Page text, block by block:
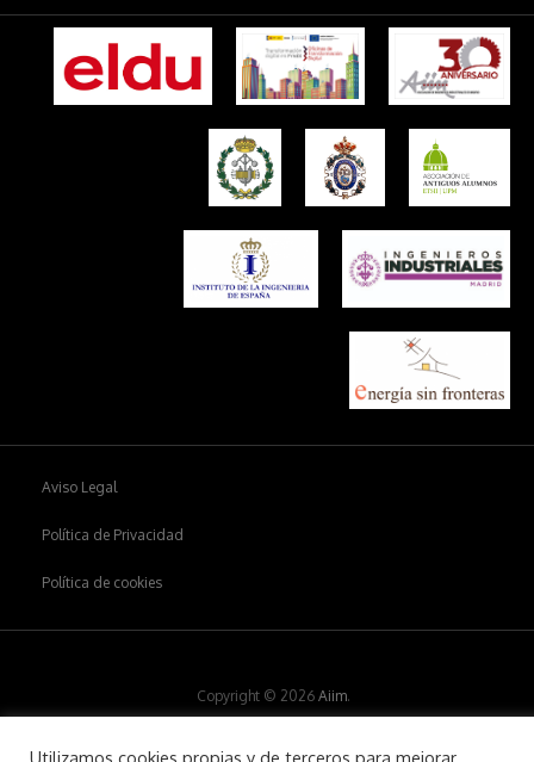
Aviso Legal
Política de Privacidad
Política de cookies
Copyright © 2026 Aiim.
Utilizamos cookies propias y de terceros para mejorar